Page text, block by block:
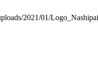
2021/01/